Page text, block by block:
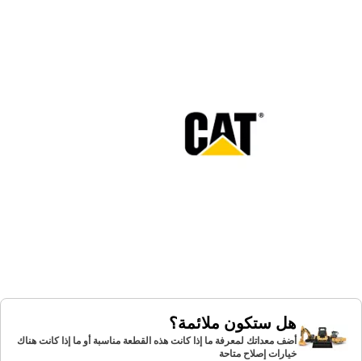
هل ستكون ملائمة؟
أضف معداتك لمعرفة ما إذا كانت هذه القطعة مناسبة أو ما إذا كانت هناك
خيارات إصلاح متاحة